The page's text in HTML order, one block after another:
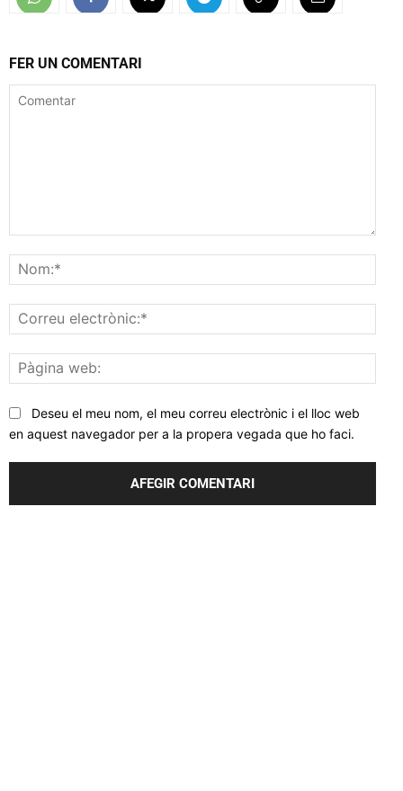
FER UN COMENTARI
web:
Deseu el meu nom, el meu correu electrònic i el lloc web
en aquest navegador per a la propera vegada que ho faci.